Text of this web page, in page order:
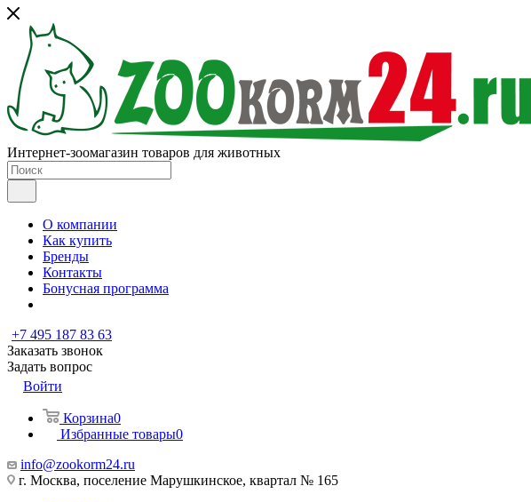
Интернет-зоомагазин товаров для животных
О компании
Как купить
Бренды
Контакты
Бонусная программа
+7 495 187 83 63
Заказать звонок
Задать вопрос
Войти
Корзина0
Избранные товары0
info@zookorm24.ru
г. Москва, поселение Марушкинское, квартал № 165